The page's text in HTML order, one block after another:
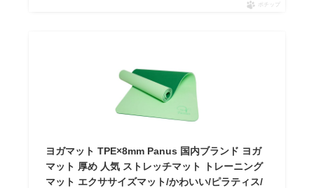
ポチップ
ヨガマット TPE×8mm Panus 国内ブランド ヨガ
マット 厚め 人気 ストレッチマット トレーニング
マット エクササイズマット/かわいい/ピラティス/